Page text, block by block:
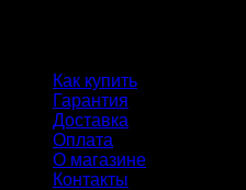
Как купить
Гарантия
Доставка
Оплата
О магазине
Контакты